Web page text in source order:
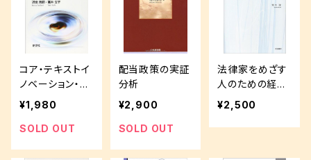
コア・テキストイ
ノベーション・マ
ネジメント
¥1,980
SOLD OUT
配当政策の実証
分析
¥2,900
SOLD OUT
法律家をめざす
人のための経済
学
¥2,500